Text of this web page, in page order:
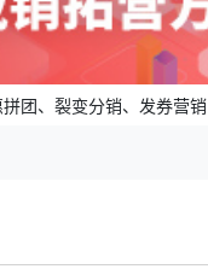
团、裂变分销、发券营销